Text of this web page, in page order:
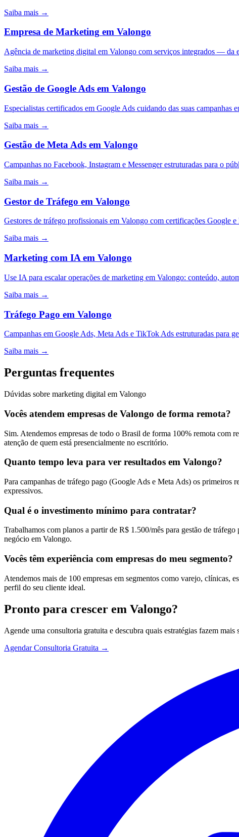
Saiba mais →
Empresa de Marketing em Valongo
Agência de marketing digital em Valongo com serviços integrados —
Saiba mais →
Gestão de Google Ads em Valongo
Especialistas certificados em Google Ads cuidando das suas
Saiba mais →
Gestão de Meta Ads em Valongo
Campanhas no Facebook, Instagram e Messenger estruturadas para o
Saiba mais →
Gestor de Tráfego em Valongo
Gestores de tráfego profissionais em Valongo com certificações Google
Saiba mais →
Marketing com IA em Valongo
Use IA para escalar operações de marketing em Valongo: conteúdo,
Saiba mais →
Tráfego Pago em Valongo
Campanhas em Google Ads, Meta Ads e TikTok Ads estruturadas para
Saiba mais →
Perguntas frequentes
Dúvidas sobre marketing digital em Valongo
Vocês atendem empresas de Valongo de forma remota?
Sim. Atendemos empresas de todo o Brasil de forma 100% remota com
atenção de quem está presencialmente no escritório.
Quanto tempo leva para ver resultados em Valongo?
Para campanhas de tráfego pago (Google Ads e Meta Ads) os primeiros
expressivos.
Qual é o investimento mínimo para contratar?
Trabalhamos com planos a partir de R$ 1.500/mês para gestão de
negócio em Valongo.
Vocês têm experiência com empresas do meu segmento?
Atendemos mais de 100 empresas em segmentos como varejo, clínicas,
perfil do seu cliente ideal.
Pronto para crescer em Valongo?
Agende uma consultoria gratuita e descubra quais estratégias fazem mais
Agendar Consultoria Gratuita →